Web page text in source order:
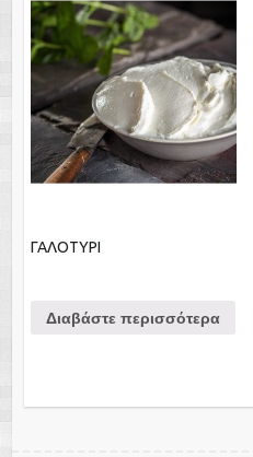
ΓΑΛΟΤΥΡΙ
Διαβάστε περισσότερα